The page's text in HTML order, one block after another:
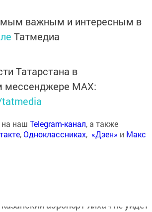
важным и интересным в
Татмедиа
Татарстана в
мессенджере MАХ:
наш Telegram-канал, а также
,Одноклассниках, «Дзен» и Макс